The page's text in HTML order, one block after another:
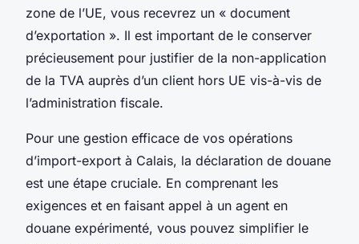
zone de l’UE, vous recevrez un « document
d’exportation ». Il est important de le conserver
précieusement pour justifier de la non-application
de la TVA auprès d’un client hors UE vis-à-vis de
l’administration fiscale.
Pour une gestion efficace de vos opérations
d’import-export à Calais, la déclaration de douane
est une étape cruciale. En comprenant les
exigences et en faisant appel à un agent en
douane expérimenté, vous pouvez simplifier le